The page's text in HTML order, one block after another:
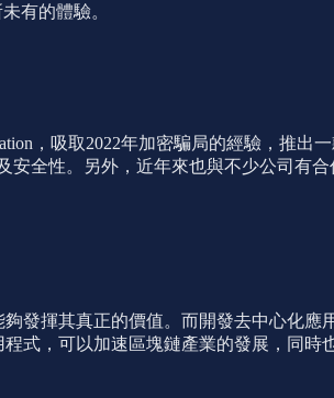
有的體驗。
，吸取2022年加密騙局的經驗，推出
全性。另外，近年來也與不少公司有
發揮其真正的價值。而開發去中心化應
式，可以加速區塊鏈產業的發展，同時